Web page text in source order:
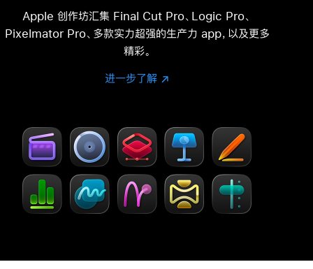
注
Apple 创作坊汇集 Final Cut Pro、Logic Pro、
Pixelmator Pro、多款实力超强的生产力 app，以及更多
精彩。
进一步了解 进
了
Creator Studio
(在
口
打
开)